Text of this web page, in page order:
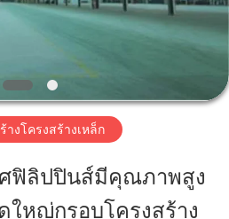
างโครงสร้างเหล็ก
ศฟิลิปปินส์มีคุณภาพสูง
ใหญ่กรอบโครงสร้าง